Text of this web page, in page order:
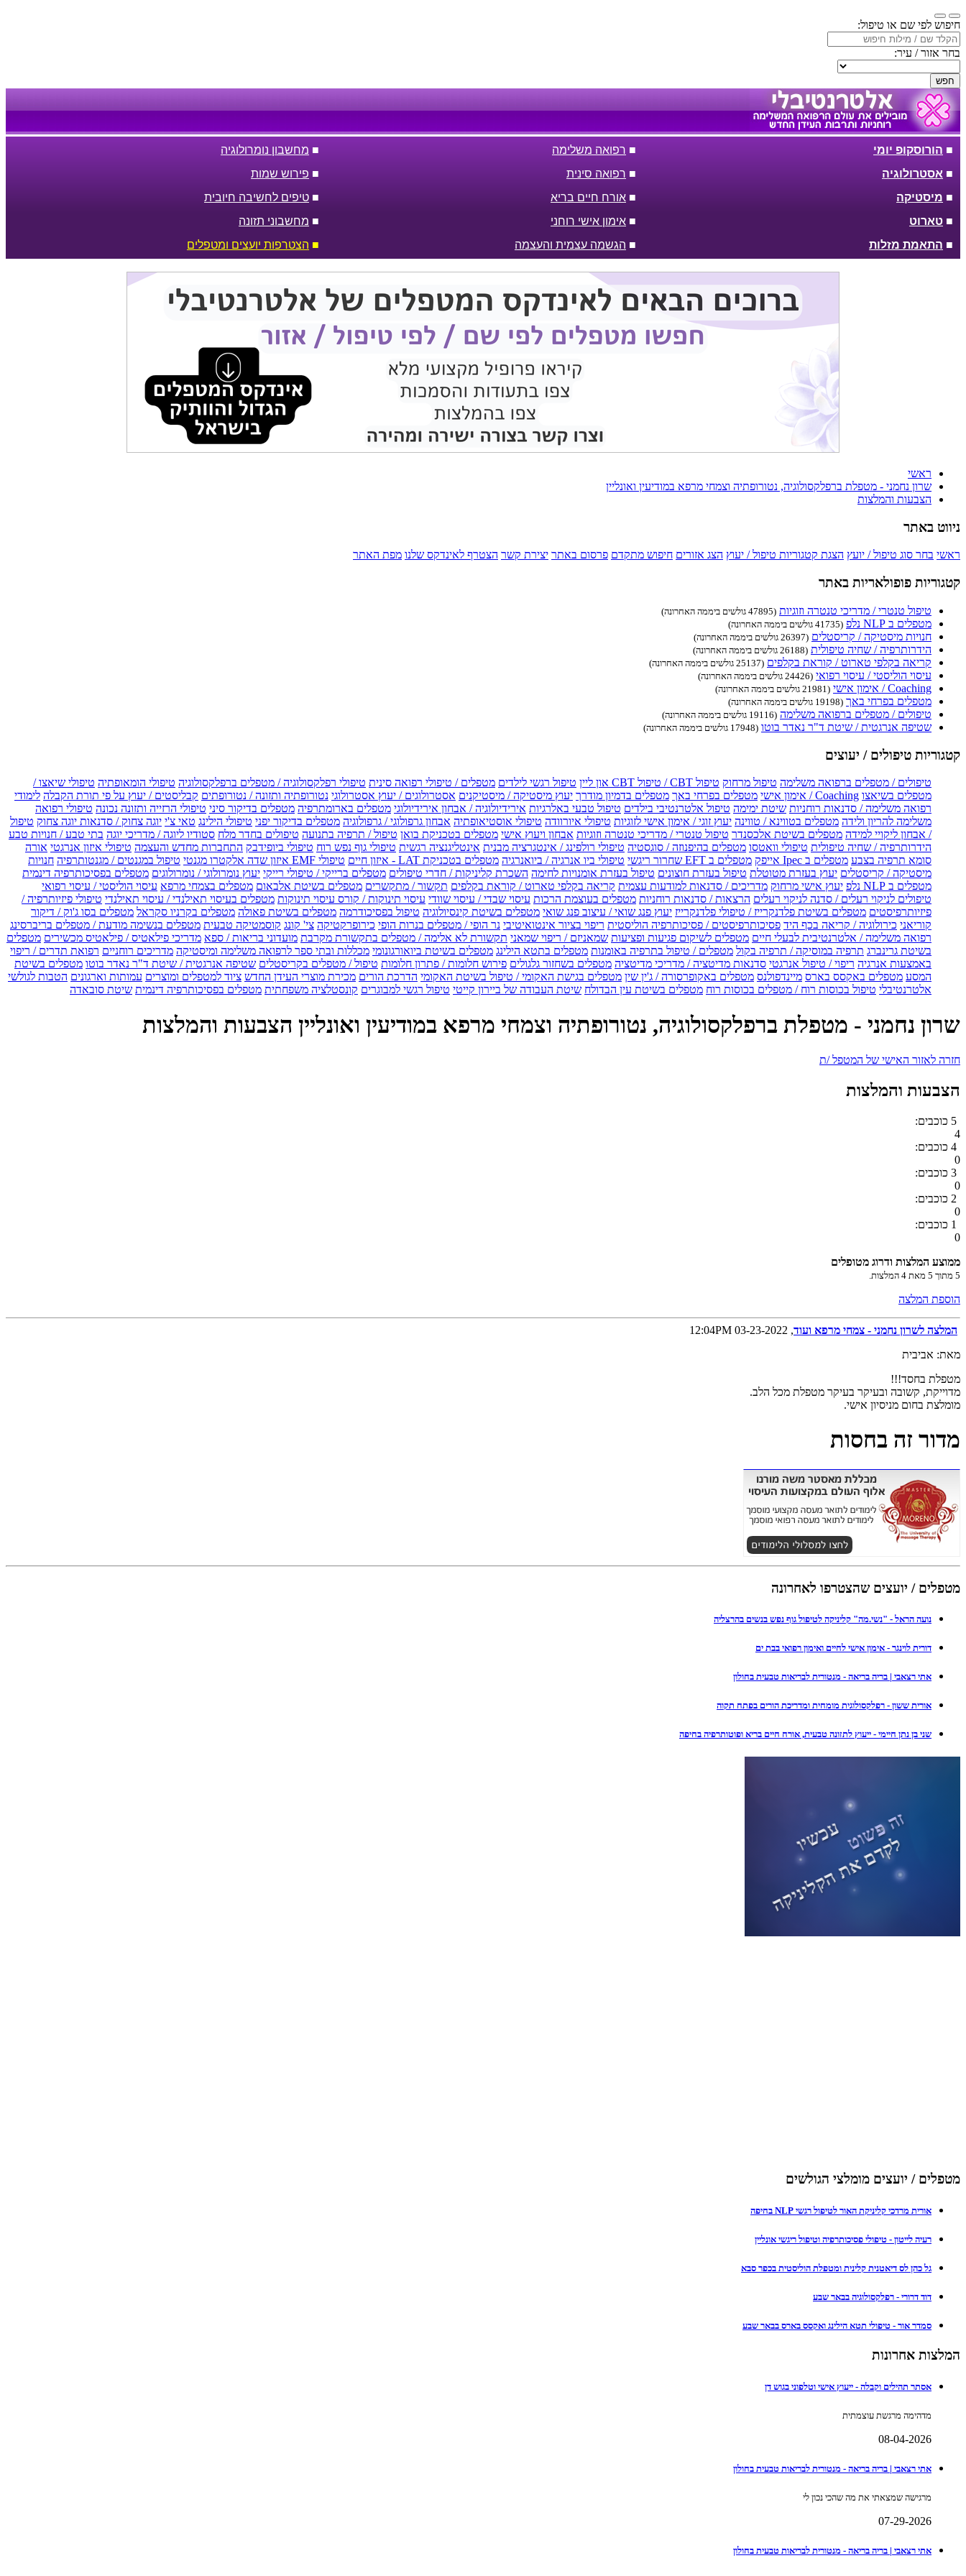
חיפוש לפי שם או טיפול:
בחר אזור / עיר:
חפש
■ הורוסקופ יומי ■ רפואה משלימה ■ מחשבון נומרולוגיה
■ אסטרולוגיה ■ רפואה סינית ■ פירוש שמות
■ מיסטיקה ■ אורח חיים בריא ■ טיפים לחשיבה חיובית
■ טארוט ■ אימון אישי רוחני ■ מחשבוני תזונה
■ התאמת מזלות ■ הגשמה עצמית והעצמה ■ הצטרפות יועצים ומטפלים
ראשי
שרון נחמני - מטפלת ברפלקסולוגיה, נטורופתיה וצמחי מרפא במודיעין ואונליין
הצבעות והמלצות
ניווט באתר
ראשי בחר סוג טיפול / יועץ הצגת קטגוריות טיפול / יעוץ הצג אזורים חיפוש מתקדם פרסום באתר יצירת קשר הצטרף לאינדקס שלנו מפת האתר
קטגוריות פופולאריות באתר
טיפול טנטרי / מדריכי טנטרה וזוגיות (47895 גולשים ביממה האחרונה)
מטפלים ב NLP נלפ (41735 גולשים ביממה האחרונה)
חנויות מיסטיקה / קריסטלים (26397 גולשים ביממה האחרונה)
הידרותרפיה / שחיה טיפולית (26188 גולשים ביממה האחרונה)
קריאה בקלפי טארוט / קוראת בקלפים (25137 גולשים ביממה האחרונה)
עיסוי הוליסטי / עיסוי רפואי (24426 גולשים ביממה האחרונה)
Coaching / אימון אישי (21981 גולשים ביממה האחרונה)
מטפלים בפרחי באך (19198 גולשים ביממה האחרונה)
טיפולים / מטפלים ברפואה משלימה (19116 גולשים ביממה האחרונה)
שטיפה אנרגטית / שיטת ד"ר נאדר בוטו (17948 גולשים ביממה האחרונה)
קטגוריות טיפולים / יעוצים
טיפולים / מטפלים ברפואה משלימה טיפול מרחוק טיפול CBT / טיפול CBT און ליין טיפול רגשי לילדים מטפלים / טיפולי רפואה סינית טיפולי רפלקסולוגיה / מטפלים ברפלקסולוגיה טיפולי הומאופתיה טיפולי שיאצו /
מטפלים בשיאצו Coaching / אימון אישי מטפלים בפרחי באך מטפלים בדמיון מודרך יעוץ מיסטיקה / מיסטיקנים אסטרולוגים / יעוץ אסטרולוגי נטורופתיה ותזונה / נטורופתים קבליסטים / יעוץ על פי תורת הקבלה לימודי
רפואה משלימה / סדנאות רוחניות שיטת ימימה טיפול אלטרנטיבי בילדים טיפול טבעי באלרגיות אירידיולוגיה / אבחון אירידיולוגי מטפלים בארומתרפיה מטפלים בדיקור סיני טיפולי הרזייה ותזונה נכונה טיפולי רפואה
משלימה להריון ולידה מטפלים בטווינא / טווינה יעוץ זוגי / אימון אישי לזוגיות טיפולי איורוודה טיפולי אוסטיאופתיה אבחון גרפולוגי / גרפולוגיה מטפלים בדיקור יפני טיפולי הילינג טאי צ'י יוגה צחוק / סדנאות יוגה צחוק טיפול
/ אבחון ליקויי למידה מטפלים בשיטת אלכסנדר טיפול טנטרי / מדריכי טנטרה וזוגיות אבחון ויעוץ אישי מטפלים בטכניקת בואן טיפול / תרפיה בתנועה טיפולים בחדר מלח סטודיו ליוגה / מדריכי יוגה בתי טבע / חנויות טבע
הידרותרפיה / שחיה טיפולית טיפולי וואטסו מטפלים בהיפנוזה / סוגסטיה טיפולי רולפינג / אינטגרציה מבנית אינטליגנציה רגשית טיפולי גוף נפש רוח טיפולי ביופידבק התחברות מחדש והעצמה טיפולי איזון אנרגטי אורה
סומא תרפיה בצבע מטפלים ב Ipec אייפק מטפלים ב EFT שחרור ריגשי טיפולי ביו אנרגיה / ביואנרגיה מטפלים בטכניקת LAT - איזון חיים טיפולי EMF איזון שדה אלקטרו מגנטי טיפול במגנטים / מגנטותרפיה חנויות
מיסטיקה / קריסטלים יעוץ בעזרת מטוטלת טיפול בעזרת חוצונים טיפול בעזרת אומנויות לחימה השכרת קליניקות / חדרי טיפולים מטפלים ברייקי / טיפולי רייקי יעוץ נומרולוגי / נומרולוגים מטפלים בפסיכותרפיה דינמית
מטפלים ב NLP נלפ
יעוץ אישי מרחוק מדריכים / סדנאות למודעות עצמית קריאה בקלפי טארוט / קוראת בקלפים תקשור / מתקשרים מטפלים בשיטת אלבאום מטפלים בצמחי מרפא עיסוי הוליסטי / עיסוי רפואי
טיפולים לניקוי רעלים / סדנה לניקוי רעלים הרצאות / סדנאות רוחניות מטפלים בעוצמת הרכות עיסוי שבדי / עיסוי שוודי עיסוי תינוקות / קורס עיסוי תינוקות מטפלים בעיסוי תאילנדי / עיסוי תאילנדי טיפולי פיזיותרפיה /
פיזיותרפיסטים מטפלים בשיטת פלדנקרייז / טיפולי פלדנקרייז יעוץ פנג שואי / עיצוב פנג שואי מטפלים בשיטת קינסיולוגיה טיפול בפסיכודרמה מטפלים בשיטת פאולה מטפלים בקרניו סקראל מטפלים בסו ג'וק / דיקור
קוריאני כירולוגיה / קריאה בכף היד פסיכותרפיסטים / פסיכותרפיה הוליסטית ריפוי בציור אינטואיטיבי נר הופי / מטפלים בנרות הופי כירופרקטיקה צי' קונג קוסמטיקה טבעית מטפלים בנשימה מודעת / מטפלים בריברסינג
רפואה משלימה / אלטרנטיבית לבעלי חיים מטפלים לשיקום פגיעות ופציעות שמאניזם / ריפוי שמאני תקשורת לא אלימה / מטפלים בתקשורת מקרבת מועדוני בריאות / ספא מדריכי פילאטיס / פילאטיס מכשירים מטפלים
בשיטת גרינברג תרפיה במוסיקה / תרפיה בקול מטפלים / טיפול בתרפיה באומנות מטפלים בתטא הילינג מטפלים בשיטת ביואורגונומי מכללות ובתי ספר לרפואה משלימה ומיסטיקה מדריכים רוחניים רפואת תדרים / ריפוי
באמצעות אנרגיה ריפוי / טיפול אנרגטי סדנאות מדיטציה / מדריכי מדיטציה מטפלים בשחזור גלגולים פירוש חלומות / פתרון חלומות טיפול / מטפלים בקריסטלים שטיפה אנרגטית / שיטת ד"ר נאדר בוטו מטפלים בשיטת
המסע מטפלים באקסס בארס מיינדפולנס מטפלים באקופרסורה / ג'ין שין מטפלים בגישת האקומי / טיפול בשיטת האקומי הדרכת הורים מכירת מוצרי העידן החדש ציוד למטפלים ומוצרים עמותות וארגונים הטבות לגולשי
אלטרנטיבלי טיפול בכוסות רוח / מטפלים בכוסות רוח מטפלים בשיטת עין הבדולח שיטת העבודה של ביירון קייטי טיפול רגשי למבוגרים קונסטלציה משפחתית מטפלים בפסיכותרפיה דינמית שיטת סובאדה
שרון נחמני - מטפלת ברפלקסולוגיה, נטורופתיה וצמחי מרפא במודיעין ואונליין הצבעות והמלצות
חזרה לאזור האישי של המטפל /ת
הצבעות והמלצות
5 כוכבים:
4
4 כוכבים:
0
3 כוכבים:
0
2 כוכבים:
0
1 כוכבים:
0
ממוצע המלצות ודרוג מטופלים
5 מתוך 5 מאת 4 המלצות.
הוספת המלצה
המלצה לשרון נחמני - צמחי מרפא ועוד, 03-23-2022 12:04PM
מאת: אביבית
מטפלת בחסד!!!
מדוייקת, קשובה ובעיקר בעיקר מטפלת מכל הלב.
מומלצת בחום מניסיון אישי.
מדור זה בחסות
מטפלים / יועצים שהצטרפו לאחרונה
נועה הראל - "נשי.מה" קליניקה לטיפול גוף נפש בנשים בהרצליה
דורית לוינגר - אימון אישי לחיים ואימון רפואי בבת ים
אתי רצאבי | בריה בריאה - מנטורית לבריאות טבעית בחולון
אורית ששון - רפלקסולוגית מומחית ומדריכת הורים בפתח תקוה
שני בן נתן חיימי - ייעוץ לתזונה טבעית, אורח חיים בריא ופוטותרפיה בחיפה
מטפלים / יועצים מומלצי הגולשים
אורית מרדכי קליניקת האור לטיפול רגשי NLP בחיפה
רעיה לייטון - טיפולי פסיכותרפיה וטיפול ריגשי אונליין
גל כהן לס דיאטנית קלינית ומטפלת הוליסטית בכפר סבא
דוד דרורי - רפלקסולוגיה בבאר שבע
סמדר אור - טיפולי תטא הילינג ואקסס בארס בבאר שבע
המלצות אחרונות
אסתר תהילים וקבלה - ייעוץ אישי וטלפוני בגוש דן
מדהימה מרגשת עוצמתית
08-04-2026
אתי רצאבי | בריה בריאה - מנטורית לבריאות טבעית בחולון
מרגישה שמצאתי את מה שהכי נכון לי
07-29-2026
אתי רצאבי | בריה בריאה - מנטורית לבריאות טבעית בחולון